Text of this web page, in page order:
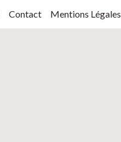
Contact Mentions Légales